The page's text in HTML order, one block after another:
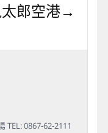
郎空港→
TEL: 0867-62-2111